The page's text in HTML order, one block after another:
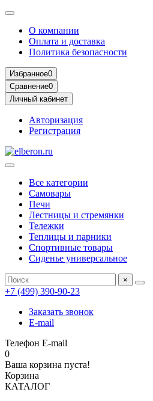
О компании
Оплата и доставка
Политика безопасности
Избранное0
Сравнение0
Личный кабинет
Авторизация
Регистрация
Все категории
Самовары
Печи
Лестницы и стремянки
Тележки
Теплицы и парники
Спортивные товары
Сиденье универсальное
×
+7 (499) 390‑90‑23
Заказать звонок
E-mail
Телефон E-mail
0
Ваша корзина пуста!
Корзина
КАТАЛОГ